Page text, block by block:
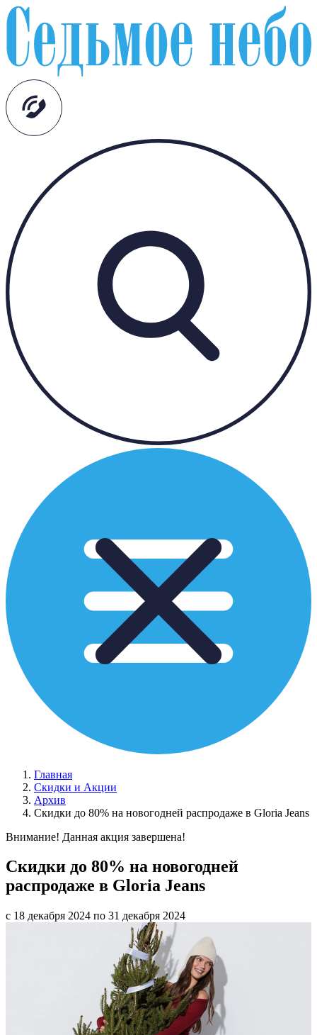
Главная
Скидки и Акции
Архив
Скидки до 80% на новогодней распродаже в Gloria Jeans
Внимание! Данная акция завершена!
Скидки до 80% на новогодней
распродаже в Gloria Jeans
с 18 декабря 2024 по 31 декабря 2024